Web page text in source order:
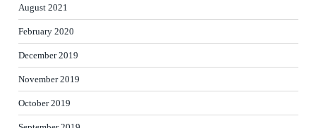
August 2021
February 2020
December 2019
November 2019
October 2019